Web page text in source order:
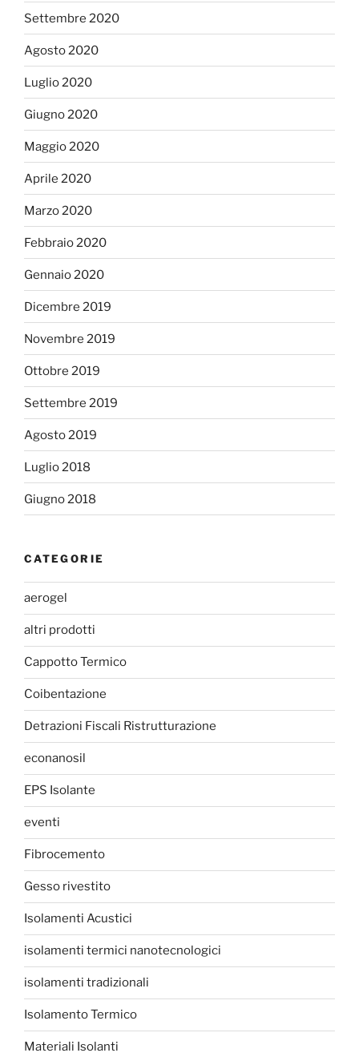
Settembre 2020
Agosto 2020
Luglio 2020
Giugno 2020
Maggio 2020
Aprile 2020
Marzo 2020
Febbraio 2020
Gennaio 2020
Dicembre 2019
Novembre 2019
Ottobre 2019
Settembre 2019
Agosto 2019
Luglio 2018
Giugno 2018
CATEGORIE
aerogel
altri prodotti
Cappotto Termico
Coibentazione
Detrazioni Fiscali Ristrutturazione
econanosil
EPS Isolante
eventi
Fibrocemento
Gesso rivestito
Isolamenti Acustici
isolamenti termici nanotecnologici
isolamenti tradizionali
Isolamento Termico
Materiali Isolanti